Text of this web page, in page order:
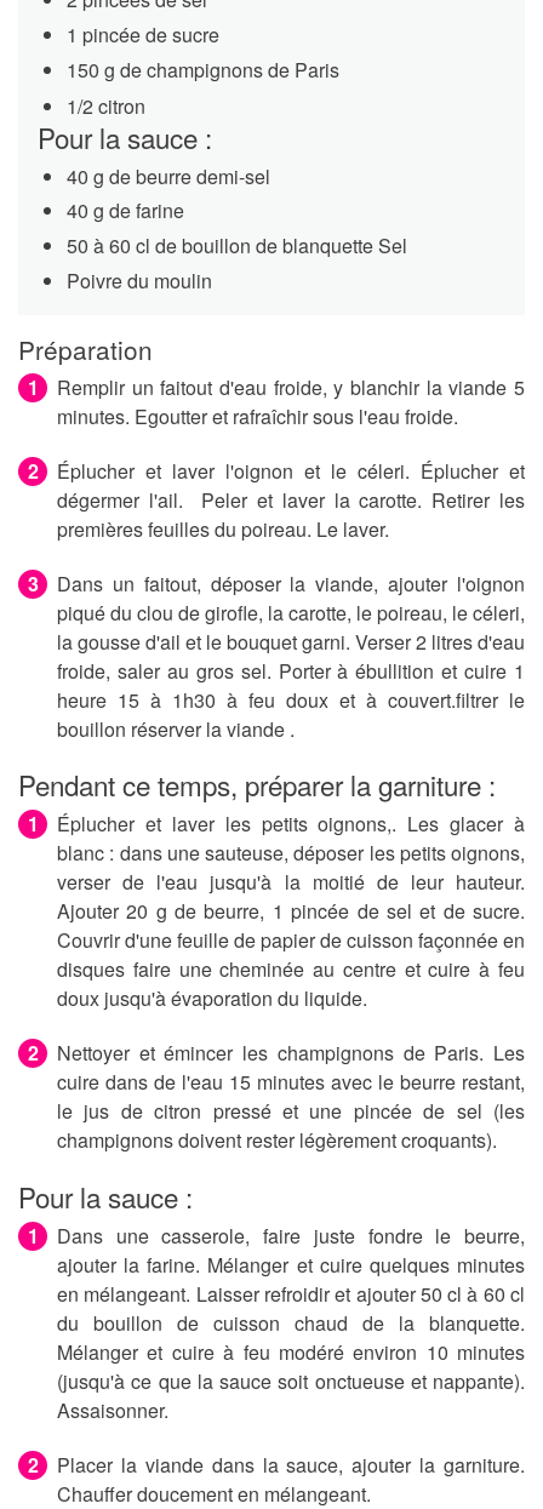
1 pincée de sucre
150 g de champignons de Paris
1/2 citron
Pour la sauce :
40 g de beurre demi-sel
40 g de farine
50 à 60 cl de bouillon de blanquette Sel
Poivre du moulin
Préparation
Remplir un faitout d'eau froide, y blanchir la viande 5
minutes. Egoutter et rafraîchir sous l'eau froide.
Éplucher et laver l'oignon et le céleri. Éplucher et
dégermer l'ail. Peler et laver la carotte. Retirer les
premières feuilles du poireau. Le laver.
Dans un faitout, déposer la viande, ajouter l'oignon
piqué du clou de girofle, la carotte, le poireau, le céleri,
la gousse d'ail et le bouquet garni. Verser 2 litres d'eau
froide, saler au gros sel. Porter à ébullition et cuire 1
heure 15 à 1h30 à feu doux et à couvert.filtrer le
bouillon réserver la viande .
Pendant ce temps, préparer la garniture :
Éplucher et laver les petits oignons,. Les glacer à
blanc : dans une sauteuse, déposer les petits oignons,
verser de l'eau jusqu'à la moitié de leur hauteur.
Ajouter 20 g de beurre, 1 pincée de sel et de sucre.
Couvrir d'une feuille de papier de cuisson façonnée en
disques faire une cheminée au centre et cuire à feu
doux jusqu'à évaporation du liquide.
Nettoyer et émincer les champignons de Paris. Les
cuire dans de l'eau 15 minutes avec le beurre restant,
le jus de citron pressé et une pincée de sel (les
champignons doivent rester légèrement croquants).
Pour la sauce :
Dans une casserole, faire juste fondre le beurre,
ajouter la farine. Mélanger et cuire quelques minutes
en mélangeant. Laisser refroidir et ajouter 50 cl à 60 cl
du bouillon de cuisson chaud de la blanquette.
Mélanger et cuire à feu modéré environ 10 minutes
(jusqu'à ce que la sauce soit onctueuse et nappante).
Assaisonner.
Placer la viande dans la sauce, ajouter la garniture.
Chauffer doucement en mélangeant.